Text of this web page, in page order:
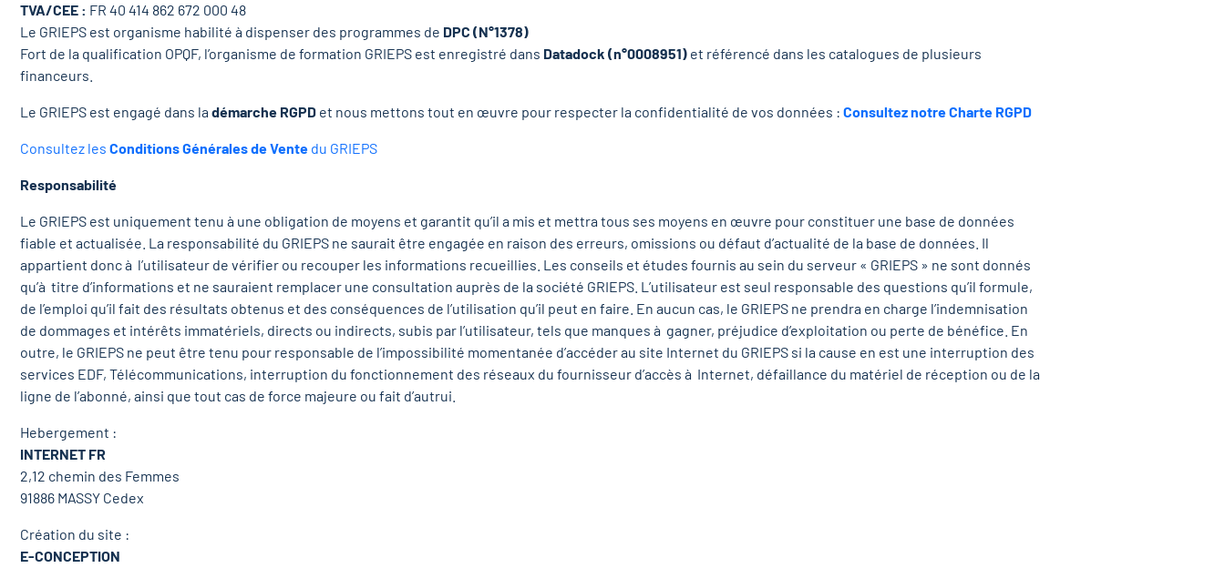
TVA/CEE : FR 40 414 862 672 000 48
Le GRIEPS est organisme habilité à dispenser des programmes de DPC (N°1378)
Fort de la qualification OPQF, l’organisme de formation GRIEPS est enregistré dans Datadock (n°0008951) et référencé dans les catalogues de plusieurs
financeurs.
Le GRIEPS est engagé dans la démarche RGPD et nous mettons tout en œuvre pour respecter la confidentialité de vos données : Consultez notre Charte RGPD
Consultez les Conditions Générales de Vente du GRIEPS
Responsabilité
Le GRIEPS est uniquement tenu à une obligation de moyens et garantit qu’il a mis et mettra tous ses moyens en œuvre pour constituer une base de données
fiable et actualisée. La responsabilité du GRIEPS ne saurait être engagée en raison des erreurs, omissions ou défaut d’actualité de la base de données. Il
appartient donc à l’utilisateur de vérifier ou recouper les informations recueillies. Les conseils et études fournis au sein du serveur « GRIEPS » ne sont donnés
qu’à titre d’informations et ne sauraient remplacer une consultation auprès de la société GRIEPS. L’utilisateur est seul responsable des questions qu’il formule,
de l’emploi qu’il fait des résultats obtenus et des conséquences de l’utilisation qu’il peut en faire. En aucun cas, le GRIEPS ne prendra en charge l’indemnisation
de dommages et intérêts immatériels, directs ou indirects, subis par l’utilisateur, tels que manques à gagner, préjudice d’exploitation ou perte de bénéfice. En
outre, le GRIEPS ne peut être tenu pour responsable de l’impossibilité momentanée d’accéder au site Internet du GRIEPS si la cause en est une interruption des
services EDF, Télécommunications, interruption du fonctionnement des réseaux du fournisseur d’accès à Internet, défaillance du matériel de réception ou de la
ligne de l’abonné, ainsi que tout cas de force majeure ou fait d’autrui.
Hebergement :
INTERNET FR
2,12 chemin des Femmes
91886 MASSY Cedex
Création du site :
E-CONCEPTION